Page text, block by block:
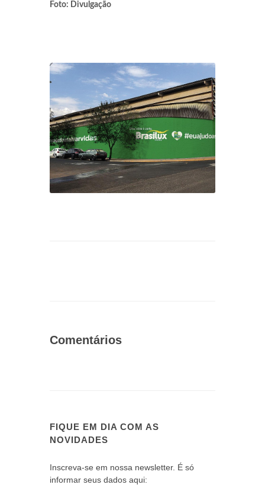
Foto: Divulgação
Comentários
FIQUE EM DIA COM AS
NOVIDADES
Inscreva-se em nossa newsletter. É só
informar seus dados aqui: